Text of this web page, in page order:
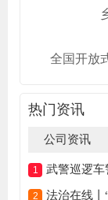
全国开放
热门资讯
公司资讯
武警巡逻